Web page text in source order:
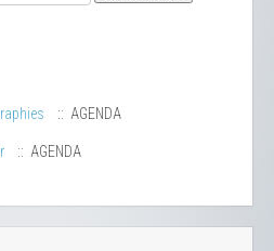
:: AGENDA
:: AGENDA